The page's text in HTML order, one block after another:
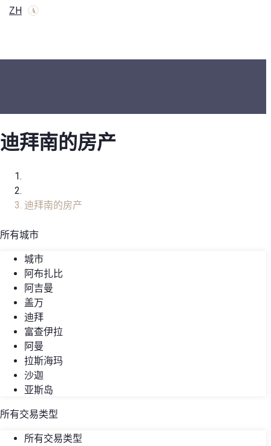
ZH
迪拜南的房产
迪拜南的房产
所有城市
城市
阿布扎比
阿吉曼
盖万
迪拜
富查伊拉
阿曼
拉斯海玛
沙迦
亚斯岛
所有交易类型
所有交易类型